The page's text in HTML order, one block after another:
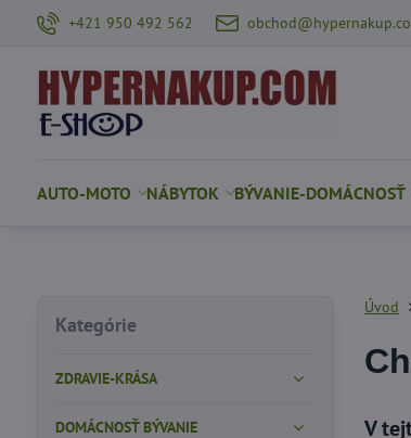
+421 950 492 562
AUTO-MOTO NÁBYTOK BÝVANIE-DOMÁCNOSŤ
Úvod
Kategórie
ZDRAVIE-KRÁSA
DOMÁCNOSŤ BÝVANIE